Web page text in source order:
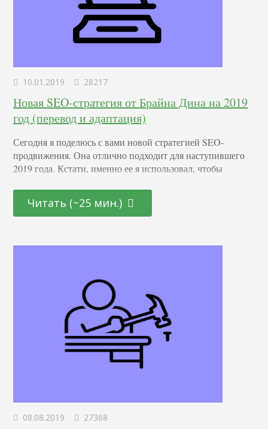
10.01.2019 28217
Новая SEO-стратегия от Брайна Дина на 2019
год (перевод и адаптация)
Сегодня я поделюсь с вами новой стратегией SEO-
продвижения. Она отлично подходит для наступившего
2019 года. Кстати, именно ее я использовал, чтобы
SEO". … и для "keyword research tool". Стратегия
включает в себя 9 этапов. А в конце я дам вам два
Читать (~25 мин.)
08.08.2019 27368